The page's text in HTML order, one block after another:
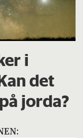
i
det
jorda?